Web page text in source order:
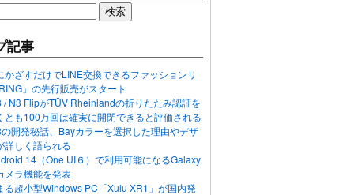
記事
かざすだけでLINE交換できるファッションリ
」の先行販売がスタート
/ N3 FlipがTÜV Rheinlandの折りたたみ認証を
とも100万回は確実に開閉できると評価される
開発秘話、Bayカラーを選択した理由やデザ
詳しく語られる
14（One UI６）で利用可能になるGalaxy
メラ機能を発表
る超小型Windows PC「Xulu XR1」が国内発